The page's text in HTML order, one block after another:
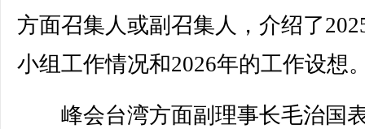
方面召集人或副召集人，介绍了
小组工作情况和2026年的工作设想
峰会台湾方面副理事长毛治国